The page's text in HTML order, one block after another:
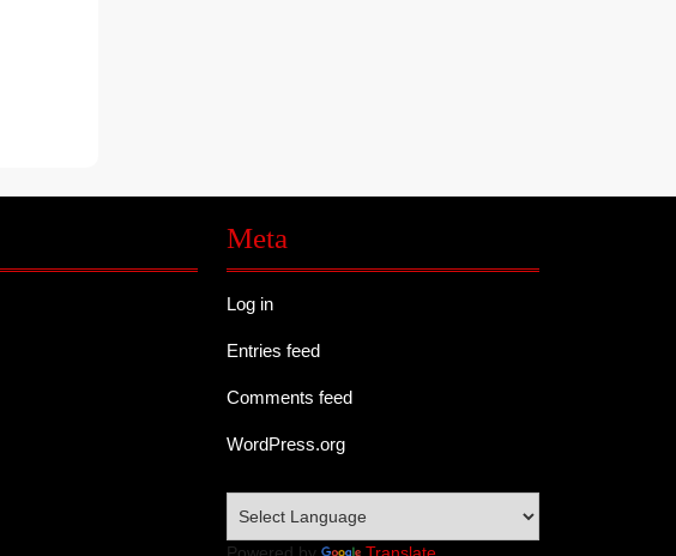
Meta
Log in
Entries feed
Comments feed
WordPress.org